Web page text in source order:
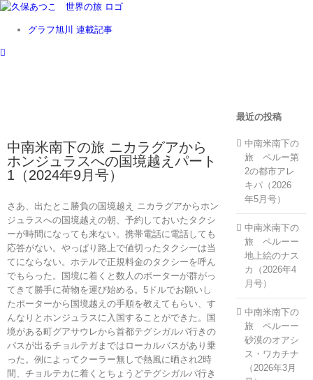
Skip
content グラフ旭川 連載記事
中南米南下の旅 ニカラグアから
ホンジュラスへの国境越えパート
1（2024年9月号）
さあ、出たとこ勝負の国境越え ニカラグアからホン
ジュラスへの国境越えの朝、予約しておいたタクシ
ーが時間になっても来ない。携帯電話に電話しても
応答がない。やっぱり路上で値切ったタクシーは当
てにならない。ホテルで正規料金のタクシーを呼ん
でもらった。国境に着くと数人のポーターが群がっ
てきて勝手に荷物を運び始める。5ドルでお願いし
たポーターから国境越えの手順を教えてもらい、す
んなりとホンジュラスに入国することができた。国
境がある町グアサウレから首都テグシガルパ行きの
バスが出るチョルテガまではローカルバスがあり乗
った。例によってクーラー無しで熱風に晒され2時
間、チョルテカに着くとちょうどテグシガルパ行き
最近の投稿
中南米南下の
旅 ペルー第
2の都市アレ
キパ（2026
年5月号）
中南米南下の
旅 ペルーー
地上絵のナス
カ（2026年4
月号）
中南米南下の
旅 ペルーー
砂漠のオアシ
ス・ワカチナ
（2026年3月